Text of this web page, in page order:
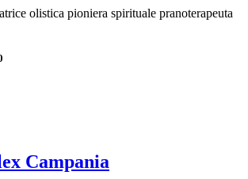
olistica pioniera spirituale pranoterapeuta
Campania